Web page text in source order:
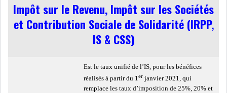
COURS DU JOUR
ANALYSE HEBDOMADAIRE
Impôt sur le Revenu, Impôt sur les Sociétés
et Contribution Sociale de Solidarité (IRPP,
IS & CSS)
Est le taux unifié de l’IS, pour les bénéfices
réalisés à partir du 1er janvier 2021, qui
remplace les taux d’imposition de 25%, 20% et